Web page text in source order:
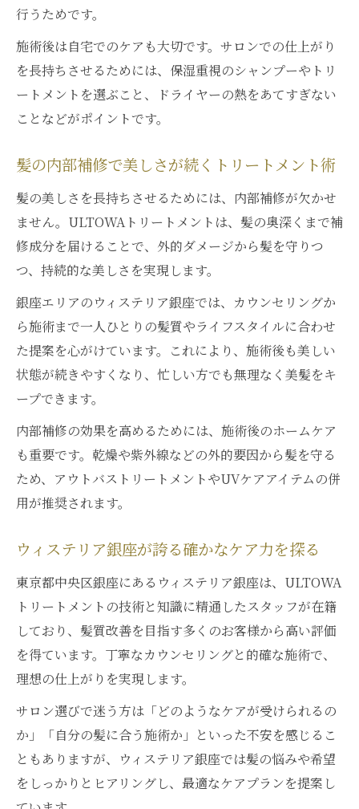
行うためです。
施術後は自宅でのケアも大切です。サロンでの仕上がり
を長持ちさせるためには、保湿重視のシャンプーやトリ
ートメントを選ぶこと、ドライヤーの熱をあてすぎない
ことなどがポイントです。
髪の内部補修で美しさが続くトリートメント術
髪の美しさを長持ちさせるためには、内部補修が欠かせ
ません。ULTOWAトリートメントは、髪の奥深くまで補
修成分を届けることで、外的ダメージから髪を守りつ
つ、持続的な美しさを実現します。
銀座エリアのウィステリア銀座では、カウンセリングか
ら施術まで一人ひとりの髪質やライフスタイルに合わせ
た提案を心がけています。これにより、施術後も美しい
状態が続きやすくなり、忙しい方でも無理なく美髪をキ
ープできます。
内部補修の効果を高めるためには、施術後のホームケア
も重要です。乾燥や紫外線などの外的要因から髪を守る
ため、アウトバストリートメントやUVケアアイテムの併
用が推奨されます。
ウィステリア銀座が誇る確かなケア力を探る
東京都中央区銀座にあるウィステリア銀座は、ULTOWA
トリートメントの技術と知識に精通したスタッフが在籍
しており、髪質改善を目指す多くのお客様から高い評価
を得ています。丁寧なカウンセリングと的確な施術で、
理想の仕上がりを実現します。
サロン選びで迷う方は「どのようなケアが受けられるの
か」「自分の髪に合う施術か」といった不安を感じるこ
ともありますが、ウィステリア銀座では髪の悩みや希望
をしっかりとヒアリングし、最適なケアプランを提案し